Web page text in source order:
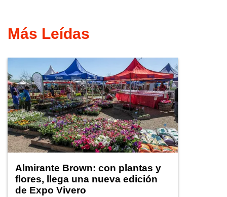
Más Leídas
Almirante Brown: con plantas y
flores, llega una nueva edición
de Expo Vivero